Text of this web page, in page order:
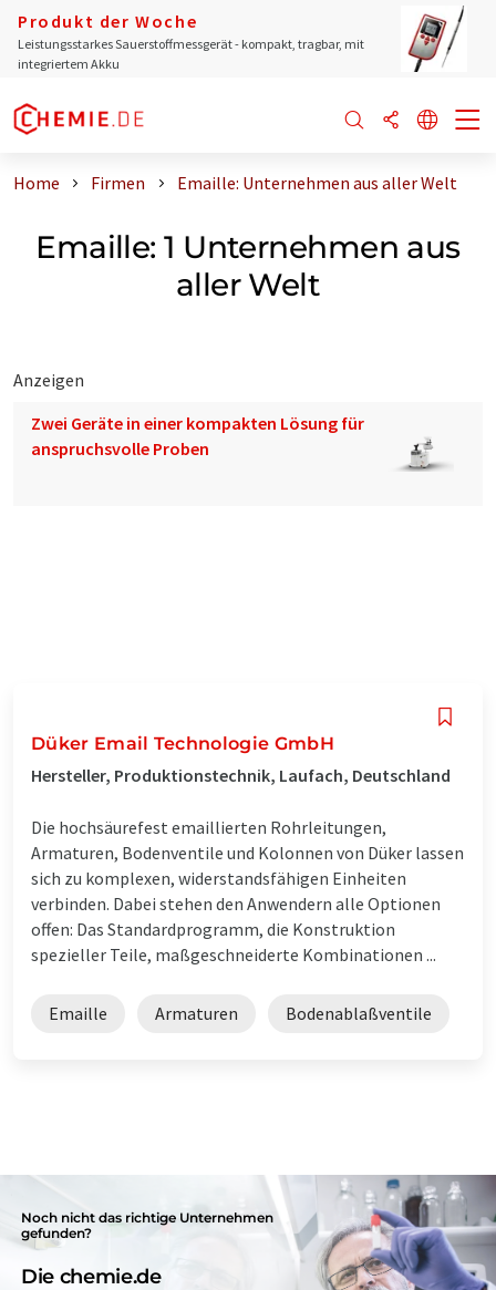
Produkt der Woche
Leistungsstarkes Sauerstoffmessgerät - kompakt, tragbar, mit
integriertem Akku
Home Firmen Emaille: Unternehmen aus aller Welt
Emaille: 1 Unternehmen aus
aller Welt
Anzeigen
Zwei Geräte in einer kompakten Lösung für
anspruchsvolle Proben
Düker Email Technologie GmbH
Hersteller, Produktionstechnik, Laufach, Deutschland
Die hochsäurefest emaillierten Rohrleitungen,
Armaturen, Bodenventile und Kolonnen von Düker lassen
sich zu komplexen, widerstandsfähigen Einheiten
verbinden. Dabei stehen den Anwendern alle Optionen
offen: Das Standardprogramm, die Konstruktion
spezieller Teile, maßgeschneiderte Kombinationen ...
Emaille Armaturen Bodenablaßventile
Noch nicht das richtige Unternehmen
gefunden?
Die chemie.de